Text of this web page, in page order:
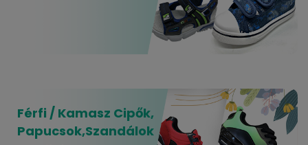
Férfi / Kamasz Cipők,
Papucsok,Szandálok